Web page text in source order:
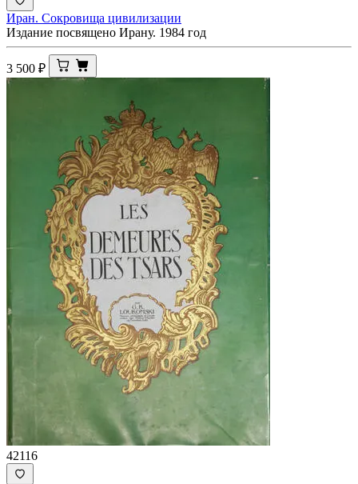
Иран. Сокровища цивилизации
Издание посвящено Ирану. 1984 год
3 500 ₽
42116